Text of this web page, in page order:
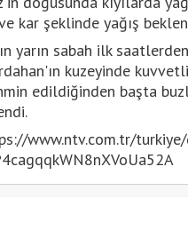
kar şeklinde yağış
yarın sabah ilk
kuzeyinde
edildiğinden başta
www.ntv.com.tr/